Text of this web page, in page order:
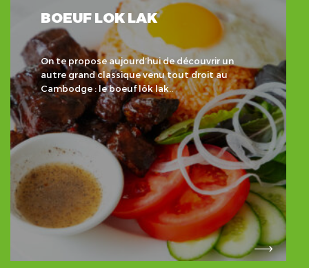
BOEUF LOK LAK
On te propose aujourd’hui de découvrir un
autre grand classique venu tout droit au
Cambodge : le boeuf lôk lak..